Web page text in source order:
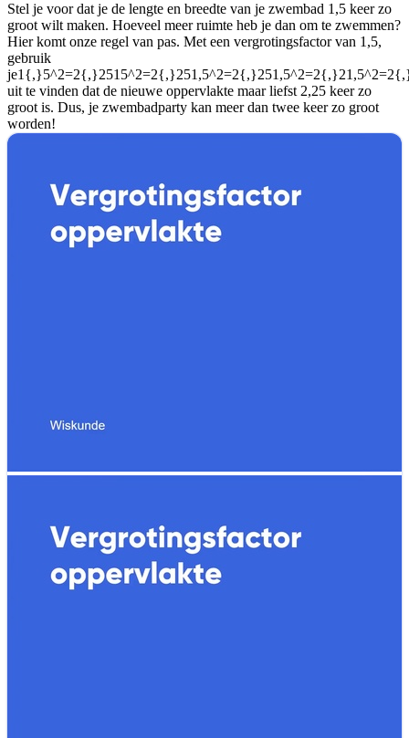
Stel je voor dat je de lengte en breedte van je zwembad 1,5 keer zo
groot wilt maken. Hoeveel meer ruimte heb je dan om te zwemmen?
Hier komt onze regel van pas. Met een vergrotingsfactor van 1,5,
gebruik
je
uit te vinden dat de nieuwe oppervlakte maar liefst 2,25 keer zo
groot is. Dus, je zwembadparty kan meer dan twee keer zo groot
worden!